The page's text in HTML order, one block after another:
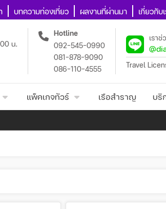
บทความท่องเที่ยว ผลงานที่ผ่านมา เกี่ยวกับ
น.
Hotline
092-545-0990
081-878-9090
086-110-4555
เรา
Travel
แพ็คเกจทัวร์ เรือสำราญ บริ